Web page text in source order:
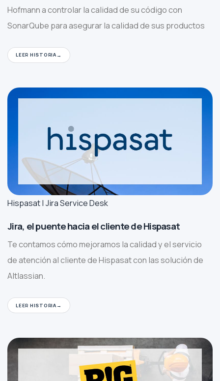
Hofmann a controlar la calidad de su código con
SonarQube para asegurar la calidad de sus productos
LEER HISTORIA
Hispasat | Jira Service Desk
Jira, el puente hacia el cliente de Hispasat
Te contamos cómo mejoramos la calidad y el servicio
de atención al cliente de Hispasat con las solución de
Altlassian.
LEER HISTORIA